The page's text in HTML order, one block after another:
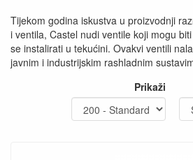
Tijekom godina iskustva u proizvodnji
i ventila, Castel nudi ventile koji mogu
se instalirati u tekućini. Ovakvi ventili
javnim i industrijskim rashladnim
Prikaži